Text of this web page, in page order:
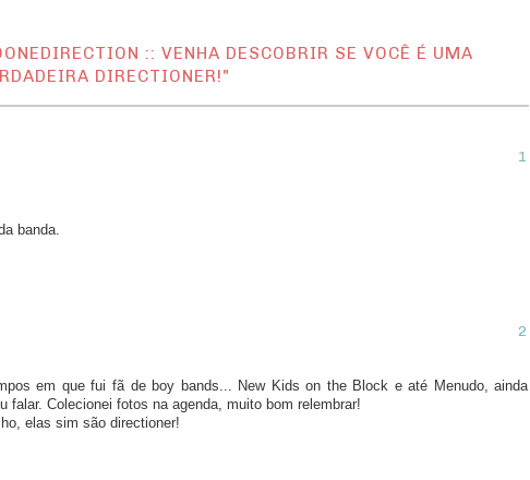
:: VENHA DESCOBRIR SE VOCÊ É UMA
DIRECTIONER!"
banda.
em que fui fã de boy bands... New Kids on the Block e até Menudo, ainda
falar. Colecionei fotos na agenda, muito bom relembrar!
elas sim são directioner!